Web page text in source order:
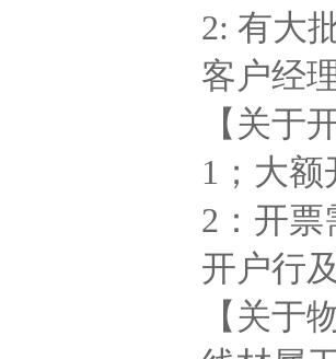
2: 有大
客户经
【关于
1；大
2：开
开户行
【关于